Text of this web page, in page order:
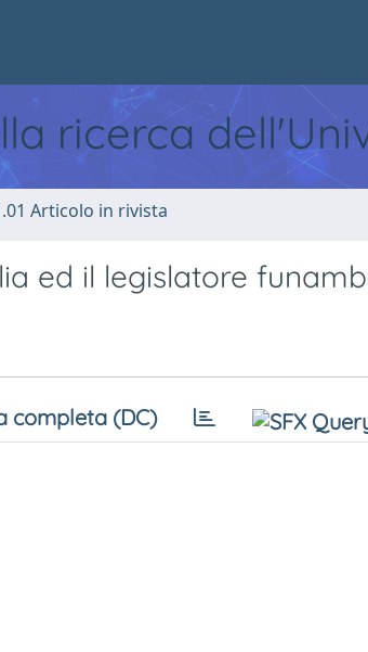
ricerca
Articolo in rivista
ed il legislatore
completa (DC)